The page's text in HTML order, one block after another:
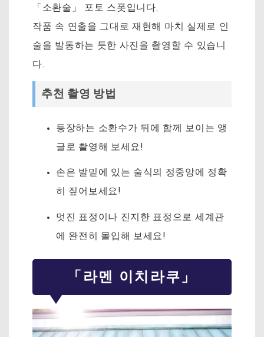
「소환술」 포토 스폿입니다.
작품 속 연출을 그대로 재현해 마치 실제로 인
술을 발동하는 듯한 사진을 촬영할 수 있습니
다.
추천 촬영 방법
등장하는 소환수가 뒤에 함께 보이는 앵
글로 촬영해 보세요!
손은 발밑에 있는 술식의 정중앙에 정확
히 짚어보세요!
멋진 표정이나 진지한 표정으로 세계관
에 완전히 몰입해 보세요!
「라멘 이치라쿠」